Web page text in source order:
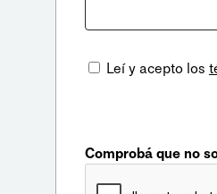
Leí y acepto los
Comprobá que no